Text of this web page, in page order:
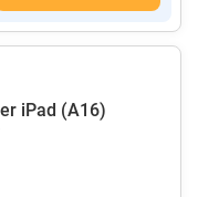
iPad (A16)